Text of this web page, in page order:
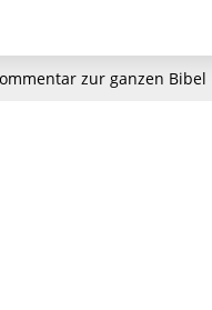
zur ganzen Bibel